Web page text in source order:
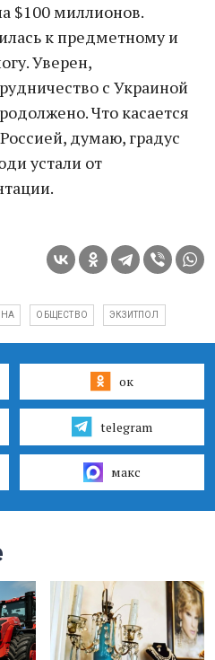
$100 миллионов.
к предметному и
Уверен,
с Украиной
Что касается
думаю, градус
устали от
ОБЩЕСТВО ЭКЗИТПОЛ
ок
telegram
макс